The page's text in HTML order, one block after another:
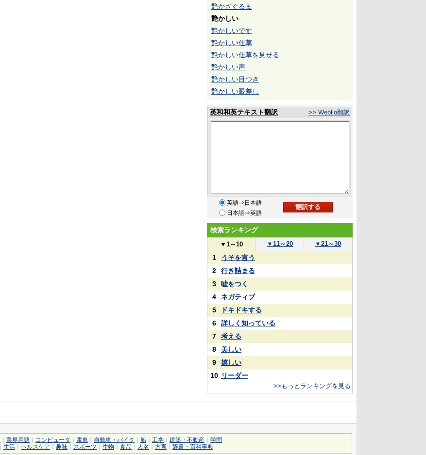
艶かざぐるま
艶かしい
艶かしいです
艶かしい仕草
艶かしい仕草を見せる
艶かしい声
艶かしい目つき
艶かしい眼差し
英和和英テキスト翻訳 >> Weblio翻訳
英語⇒日本語
日本語⇒英語
検索ランキング
▼ 1～10 ▼ 11～20 ▼ 21～30
1
うそを言う
2
行き詰まる
3
嘘をつく
4
ネガティブ
5
ドキドキする
6
詳しく知っている
7
考える
8
美しい
9
嬉しい
10 リーダー
>>もっとランキングを見る
業界用語 コンピュータ 電車 自動車・バイク 船 工学 建築・不動産
学問
生活 ヘルスケア 趣味 スポーツ 生物 食品 人名 方言 辞書・百科事典